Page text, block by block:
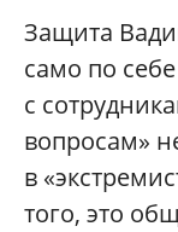
Защита
само по
с
вопросам»
в
того, это